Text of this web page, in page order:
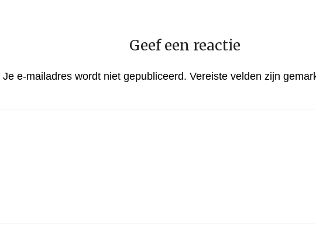
Geef een reactie
Je e-mailadres wordt niet gepubliceerd. Vereiste velden zijn